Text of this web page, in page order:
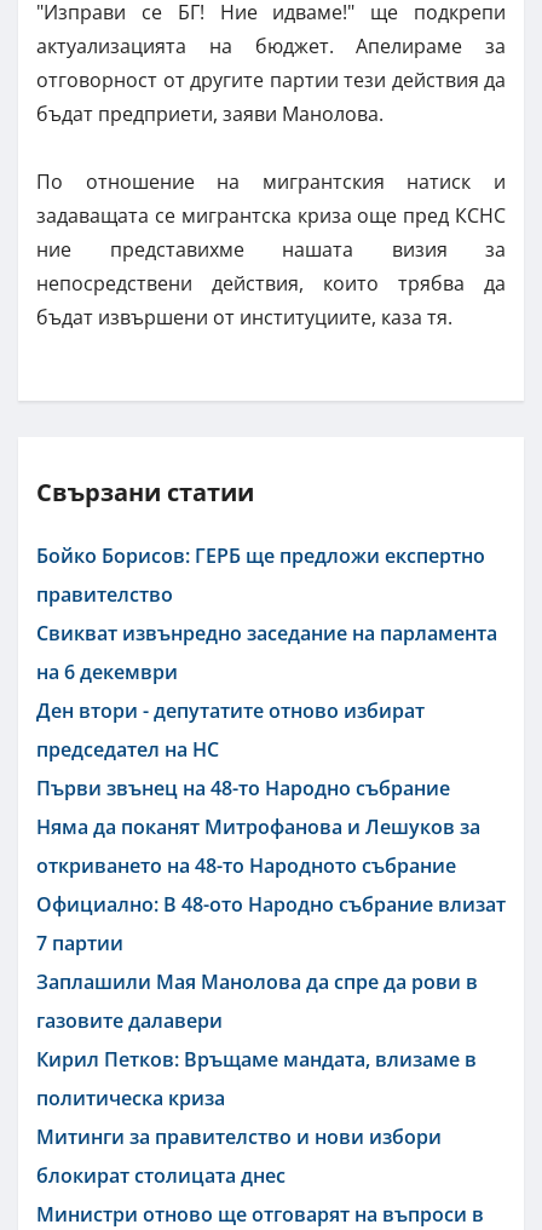
"Изправи се БГ! Ние идваме!" ще подкрепи
актуализацията на бюджет. Апелираме за
отговорност от другите партии тези действия да
бъдат предприети, заяви Манолова.
По отношение на мигрантския натиск и
задаващата се мигрантска криза още пред КСНС
ние представихме нашата визия за
непосредствени действия, които трябва да
бъдат извършени от институциите, каза тя.
Свързани статии
Бойко Борисов: ГЕРБ ще предложи експертно
правителство
Свикват извънредно заседание на парламента
на 6 декември
Ден втори - депутатите отново избират
председател на НС
Първи звънец на 48-то Народно събрание
Няма да поканят Митрофанова и Лешуков за
откриването на 48-то Народното събрание
Официално: В 48-ото Народно събрание влизат
7 партии
Заплашили Мая Манолова да спре да рови в
газовите далавери
Кирил Петков: Връщаме мандата, влизаме в
политическа криза
Митинги за правителство и нови избори
блокират столицата днес
Министри отново ще отговарят на въпроси в